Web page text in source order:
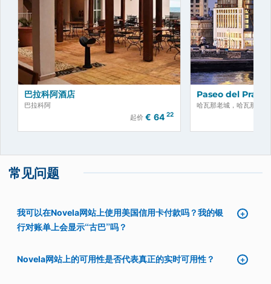
巴拉科阿酒店
巴拉科阿
起价 € 64 22
Paseo del Prado
哈瓦那老城，哈瓦那
常见问题
我可以在Novela网站上使用美国信用卡付款吗？我的银
行对账单上会显示“古巴”吗？
Novela网站上的可用性是否代表真正的实时可用性？